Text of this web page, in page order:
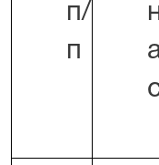
п/
п